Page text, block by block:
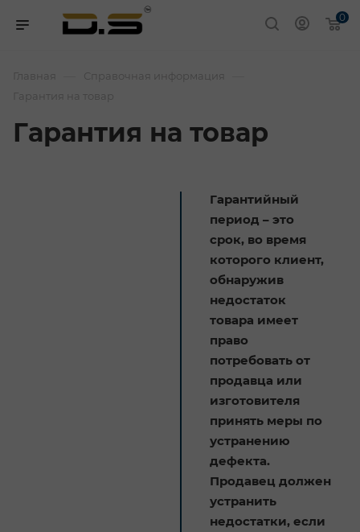
0
Главная Справочная информация
Гарантия на товар
Гарантия на товар
Гарантийный
период – это
срок, во время
которого клиент,
обнаружив
недостаток
товара имеет
право
потребовать от
продавца или
изготовителя
принять меры по
устранению
дефекта.
Продавец должен
устранить
недостатки, если